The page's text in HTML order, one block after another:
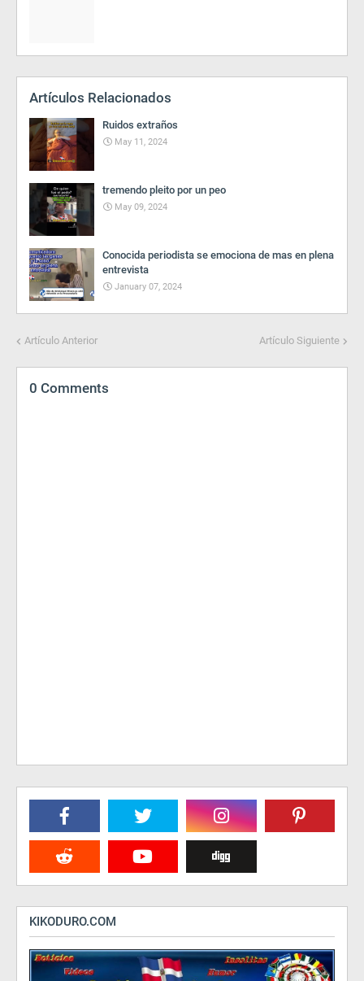
Artículos Relacionados
Ruidos extraños
May 11, 2024
tremendo pleito por un peo
May 09, 2024
Conocida periodista se emociona de mas en plena
entrevista
January 07, 2024
Artículo Anterior Artículo Siguiente
0 Comments
KIKODURO.COM